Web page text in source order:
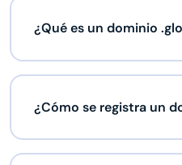
¿Qué es un dominio
¿Cómo se registra un